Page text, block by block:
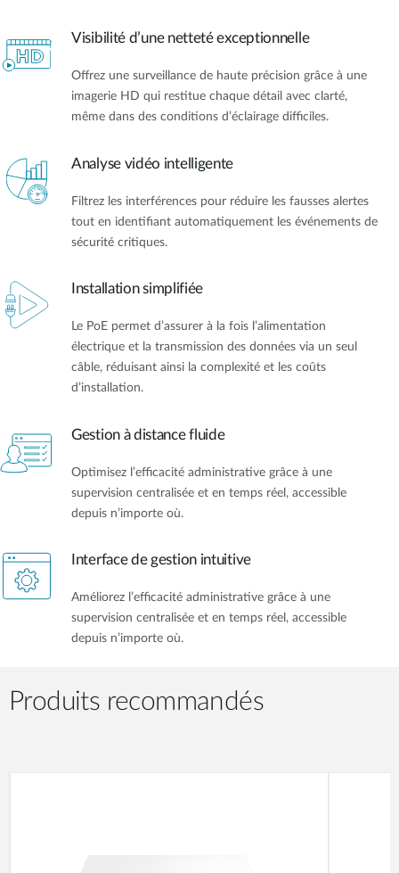
Visibilité d’une netteté exceptionnelle
Offrez une surveillance de haute précision grâce à une
imagerie HD qui restitue chaque détail avec clarté,
même dans des conditions d’éclairage difficiles.
Analyse vidéo intelligente
Filtrez les interférences pour réduire les fausses alertes
tout en identifiant automatiquement les événements de
sécurité critiques.
Installation simplifiée
Le PoE permet d’assurer à la fois l’alimentation
électrique et la transmission des données via un seul
câble, réduisant ainsi la complexité et les coûts
d’installation.
Gestion à distance fluide
Optimisez l’efficacité administrative grâce à une
supervision centralisée et en temps réel, accessible
depuis n’importe où.
Interface de gestion intuitive
Améliorez l’efficacité administrative grâce à une
supervision centralisée et en temps réel, accessible
depuis n’importe où.
Produits recommandés